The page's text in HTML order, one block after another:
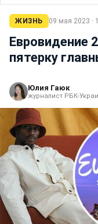
ЖИЗНЬ 09 мая 2023 ·
Евровидение
пятерку
Юлия Гаюк
журналист РБК-